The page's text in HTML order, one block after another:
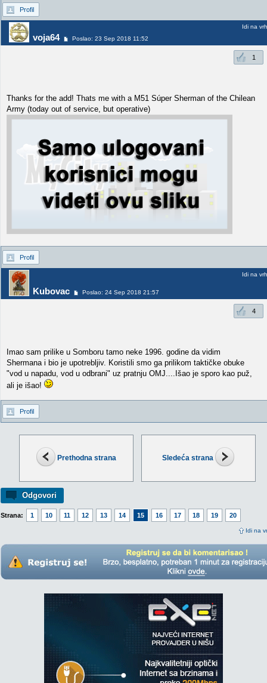
Prethodna strana Sledeća strana
Odgovori
Strana: 1 10 11 12 13 14 15 16 17 18 19 20
Idi na
Profil
voja64 Poslao: 23 Sep 2018 11:52
Idi na vrh
1
Thanks for the add! Thats me with a M51 Súper Sherman of the Chilean
Army (today out of service, but operative)
Profil
Kubovac Poslao: 24 Sep 2018 21:57
Idi na vrh
4
Imao sam prilike u Somboru tamo neke 1996. godine da vidim
Shermana i bio je upotrebljiv. Koristili smo ga prilikom taktičke obuke
"vod u napadu, vod u odbrani" uz pratnju OMJ....Išao je sporo kao puž,
ali je išao!
Profil